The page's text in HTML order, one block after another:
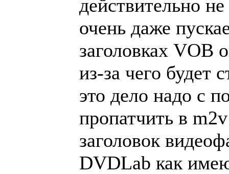
действительно
очень даже
заголовках VOB
из-за чего будет
это дело надо с
пропатчить в
заголовок
DVDLab как